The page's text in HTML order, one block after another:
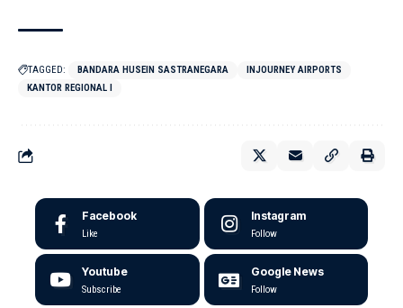
TAGGED: BANDARA HUSEIN SASTRANEGARA
INJOURNEY AIRPORTS
KANTOR REGIONAL I
Facebook
Like
Instagram
Follow
Youtube
Subscribe
Google News
Follow